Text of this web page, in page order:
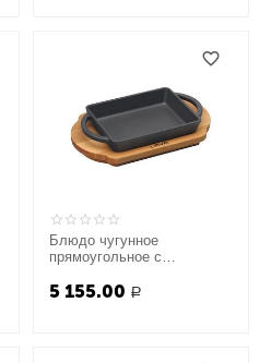
Блюдо чугунное
прямоугольное с
12x15 см, LAVA
5 155.00 Р